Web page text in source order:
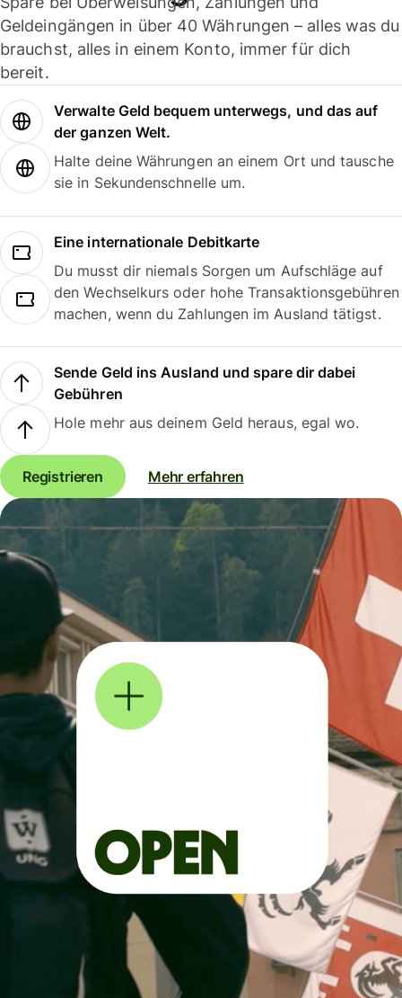
Geldeingängen in über 40 Währungen – alles was du
brauchst, alles in einem Konto, immer für dich
bereit.
Verwalte Geld bequem unterwegs, und das auf
der ganzen Welt.
Halte deine Währungen an einem Ort und tausche
sie in Sekundenschnelle um.
Eine internationale Debitkarte
Du musst dir niemals Sorgen um Aufschläge auf
den Wechselkurs oder hohe Transaktionsgebühren
machen, wenn du Zahlungen im Ausland tätigst.
Sende Geld ins Ausland und spare dir dabei
Gebühren
Hole mehr aus deinem Geld heraus, egal wo.
Registrieren Mehr erfahren